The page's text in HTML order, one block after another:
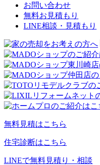
お問い合わせ
無料お見積もり
LINE相談・見積もり
無料見積はこちら
住宅診断はこちら
LINEで無料見積り・相談